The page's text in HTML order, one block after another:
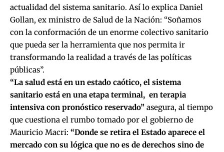
actualidad del sistema sanitario. Así lo explica Daniel
Gollan, ex ministro de Salud de la Nación: “Soñamos
con la conformación de un enorme colectivo sanitario
que pueda ser la herramienta que nos permita ir
transformando la realidad a través de las políticas
públicas”.
“La salud está en un estado caótico, el sistema
sanitario está en una etapa terminal, en terapia
intensiva con pronóstico reservado” asegura, al tiempo
que cuestiona el rumbo tomado por el gobierno de
Mauricio Macri: “Donde se retira el Estado aparece el
mercado con su lógica que no es de derechos sino de